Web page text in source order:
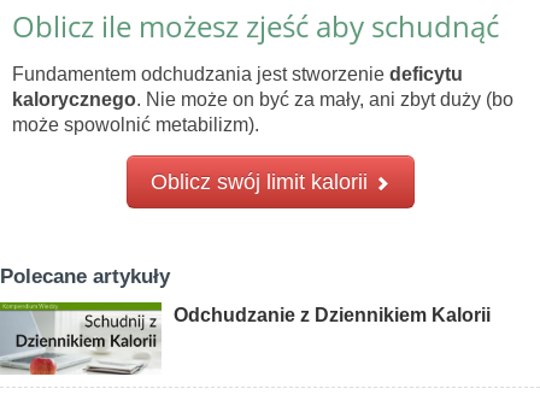
Oblicz ile możesz zjeść aby schudnąć
Fundamentem odchudzania jest stworzenie deficytu
kalorycznego. Nie może on być za mały, ani zbyt duży (bo
może spowolnić metabilizm).
Oblicz swój limit kalorii
Polecane artykuły
Odchudzanie z Dziennikiem Kalorii